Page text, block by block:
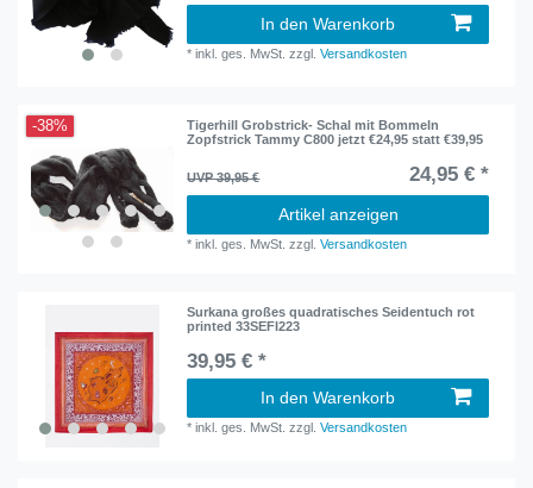
In den Warenkorb
*inkl. ges. MwSt. zzgl.Versandkosten
-38%
Tigerhill Grobstrick- Schal mit Bommeln
Zopfstrick Tammy C800 jetzt €24,95 statt €39,95
UVP 39,95 € 24,95 € *
Artikel anzeigen
*inkl. ges. MwSt. zzgl.Versandkosten
Surkana großes quadratisches Seidentuch rot
printed 33SEFI223
39,95 € *
In den Warenkorb
*inkl. ges. MwSt. zzgl.Versandkosten